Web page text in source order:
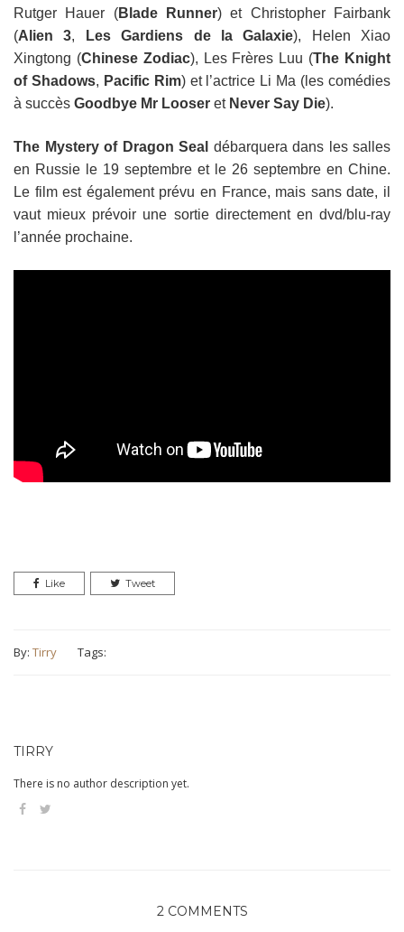
Rutger Hauer (Blade Runner) et Christopher Fairbank
(Alien 3, Les Gardiens de la Galaxie), Helen Xiao
Xingtong (Chinese Zodiac), Les Frères Luu (The Knight
of Shadows, Pacific Rim) et l’actrice Li Ma (les comédies
à succès Goodbye Mr Looser et Never Say Die).
The Mystery of Dragon Seal débarquera dans les salles
en Russie le 19 septembre et le 26 septembre en Chine.
Le film est également prévu en France, mais sans date, il
vaut mieux prévoir une sortie directement en dvd/blu-ray
l’année prochaine.
Like Tweet
By: Tirry Tags:
TIRRY
There is no author description yet.
2 COMMENTS